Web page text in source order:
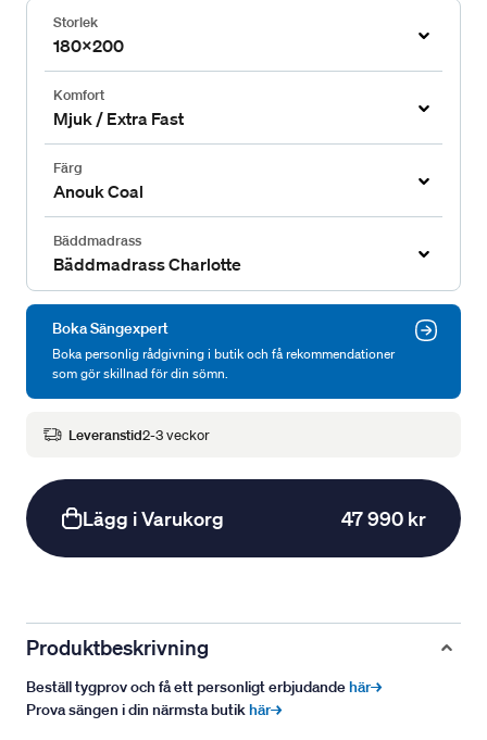
Storlek
180x200
Komfort
Mjuk / Extra Fast
Färg
Anouk Coal
Bäddmadrass
Bäddmadrass Charlotte
Boka Sängexpert
Boka personlig rådgivning i butik och få rekommendationer
som gör skillnad för din sömn.
Leveranstid2-3 veckor
Lägg i Varukorg 47 990 kr
Produktbeskrivning
Beställ tygprov och få ett personligt erbjudandehär→
Prova sängen i din närmsta butikhär→